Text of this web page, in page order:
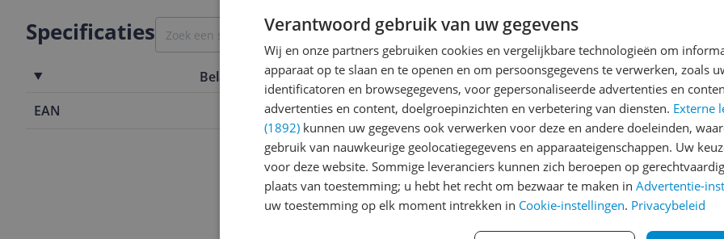
Specificaties
Belangrijkste kenmerken
EAN
8435534203061
Reviews
Er zijn nog geen
Heb jij dit product in bezit
met het schrijven van je
een review gemiddeld
andere bezoekers een
€250,-!Klik hier voor de
Cijfer
Welk cijfer geef jij dit
Verantwoord gebruik van uw gegevens
Wij en onze partners gebruiken cookies en vergelijkbare technologieën om
apparaat op te slaan en te openen en om persoonsgegevens te verwerken, zoals
identificatoren en browsegegevens, voor gepersonaliseerde advertenties en
advertenties en content, doelgroepinzichten en verbetering van diensten. Externe
(1892) kunnen uw gegevens ook verwerken voor deze en andere doeleinden,
gebruik van nauwkeurige geolocatiegegevens en apparaateigenschappen. Uw
voor deze website. Sommige leveranciers kunnen zich beroepen op
plaats van toestemming; u hebt het recht om bezwaar te maken in Advertentie-
uw toestemming op elk moment intrekken in Cookie-instellingen. Privacybeleid